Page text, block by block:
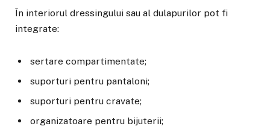
În interiorul dressingului sau al dulapurilor pot fi
integrate:
sertare compartimentate;
suporturi pentru pantaloni;
suporturi pentru cravate;
organizatoare pentru bijuterii;